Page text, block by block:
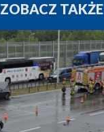
ZOBACZ TAKŻE